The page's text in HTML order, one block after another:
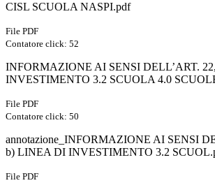
CISL SCUOLA NASPI.pdf
File PDF
Contatore click: 52
INFORMAZIONE AI SENSI DELL’ART.
INVESTIMENTO 3.2 SCUOLA 4.0
File PDF
Contatore click: 50
annotazione_INFORMAZIONE AI SENSI
b) LINEA DI INVESTIMENTO 3.2
File PDF